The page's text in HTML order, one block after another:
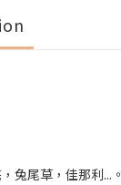
兔尾草，佳那利...。